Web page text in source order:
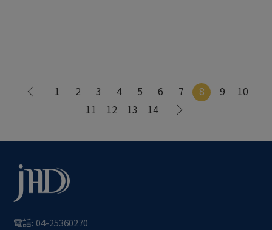
1 2 3 4 5 6 7 8 9
10
11
12 13 14
電話: 04-25360270